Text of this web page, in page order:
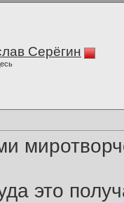
Серёгин
это